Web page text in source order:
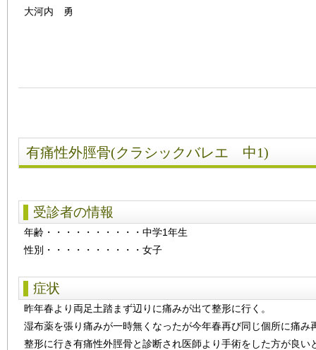
大河内 勇
有痛性外脛骨(クラシックバレエ 中1)
受診者の情報
年齢 ・・・・・・・・・・ 中学1年生
性別 ・・・・・・・・・・ 女子
症状
昨年春より両足土踏まず辺りに痛みが出て整形に行く。
湿布薬を張り痛みが一時無くなったが今年春再び同じ個所に痛み
整形に行き有痛性外脛骨と診断され医師より手術をした方が良い